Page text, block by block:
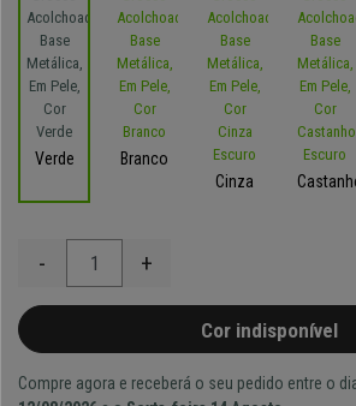
Verde
Branco
Cinza
- +
Cor indisponível
Compre agora e receberá o seu pedido entre o